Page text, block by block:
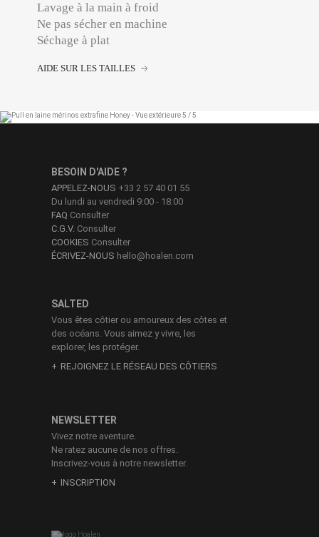
Lavage à la main à froid
Ne pas sécher en machine
Séchage à plat
AIDE SUR LES TAILLES
SALTED
Vous êtes côtier ou amoureux des côtes et
des océans. Vous aimez y vivre, les
explorer, les protéger.
REJOIGNEZ LE RÉSEAU DES CÔTIERS
BESOIN D'AIDE ?
APPELEZ-NOUS +33 2 57 40 01 55
Du lundi au vendredi 9:00 - 18:00
FAQ Consulter
C.G.V. Consulter
COOKIES Consulter
ÉCRIVEZ-NOUS hello@hoalen.com
NEWSLETTER
Vivez notre aventure.
Ne ratez aucune de nos offres.
Inscrivez-vous à notre newsletter.
INSCRIPTION